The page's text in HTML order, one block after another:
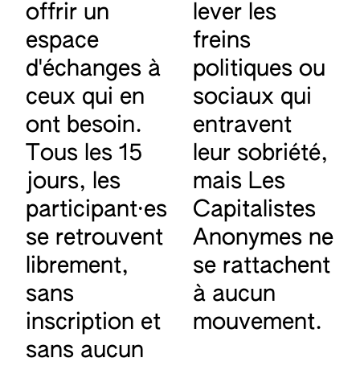
offrir un
espace
d'échanges à
ceux qui en
ont besoin.
Tous les 15
jours, les
participant·es
se retrouvent
librement,
sans
inscription et
sans aucun
lever les
freins
politiques ou
sociaux qui
entravent
leur sobriété,
mais Les
Capitalistes
Anonymes ne
se rattachent
à aucun
mouvement.